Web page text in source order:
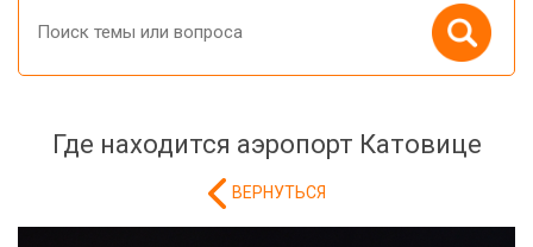
Где находится аэропорт Катовице
ВЕРНУТЬСЯ